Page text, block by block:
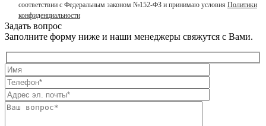
соответствии с Федеральным законом №152-ФЗ и принимаю условия Политики
конфиденциальности
Задать вопрос
Заполните форму ниже и наши менеджеры свяжутся с Вами.